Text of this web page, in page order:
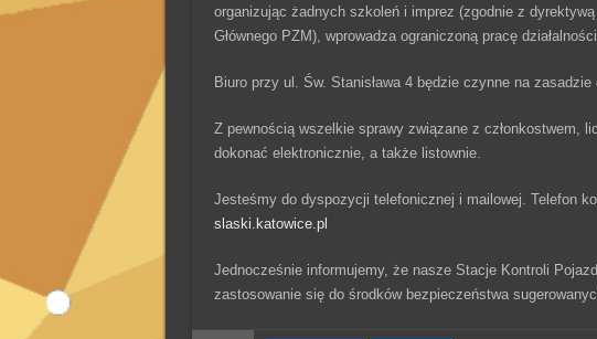
organizując żadnych szkoleń i imprez (zgodnie z
Głównego PZM), wprowadza ograniczoną pracę
Biuro przy ul. Św. Stanisława 4 będzie czynne na
Z pewnością wszelkie sprawy związane z członkostwem,
dokonać elektronicznie, a także listownie.
Jesteśmy do dyspozycji telefonicznej i mailowej. Telefon
slaski.katowice.pl
Jednocześnie informujemy, że nasze Stacje Kontroli
zastosowanie się do środków bezpieczeństwa